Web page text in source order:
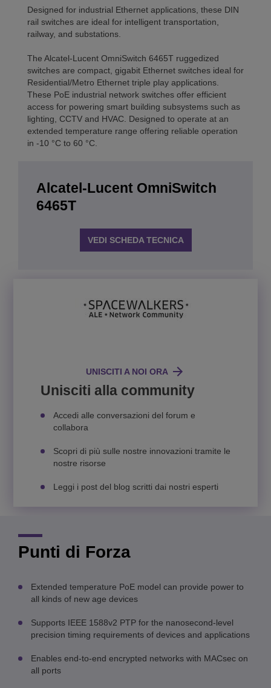
Designed for industrial Ethernet applications, these DIN
rail switches are ideal for intelligent transportation,
railway, and substations.
The Alcatel-Lucent OmniSwitch 6465T ruggedized
switches are compact, gigabit Ethernet switches ideal for
Residential/Metro Ethernet triple play applications.
These PoE industrial network switches offer efficient
access for powering smart building subsystems such as
lighting, CCTV and HVAC. Designed to operate at an
extended temperature range offering reliable operation
in -10 °C to 60 °C.
Alcatel-Lucent OmniSwitch
6465T
VEDI SCHEDA TECNICA
UNISCITI A NOI ORA
Unisciti alla community
Accedi alle conversazioni del forum e
collabora
Scopri di più sulle nostre innovazioni tramite le
nostre risorse
Leggi i post del blog scritti dai nostri esperti
Punti di Forza
Extended temperature PoE model can provide power to
all kinds of new age devices
Supports IEEE 1588v2 PTP for the nanosecond-level
precision timing requirements of devices and applications
Enables end-to-end encrypted networks with MACsec on
all ports